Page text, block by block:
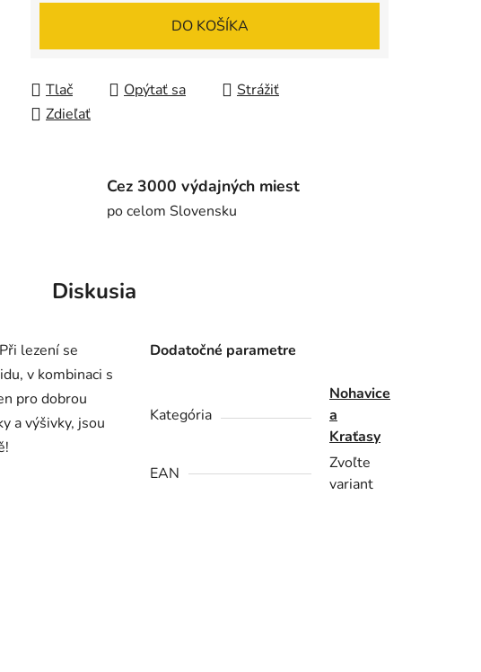
DO KOŠÍKA
Tlač Opýtať sa
Strážiť
Zdieľať
Cez 3000 výdajných miest
po celom Slovensku
Diskusia
lezení se
v kombinaci s
pro dobrou
a výšivky, jsou
Dodatočné parametre
Kategória
Nohavice
a
Kraťasy
EAN
Zvoľte
variant